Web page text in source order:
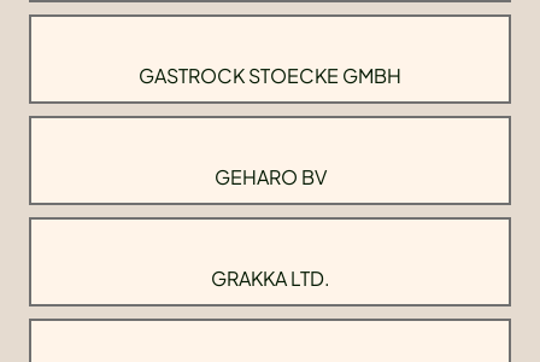
GASTROCK STOECKE GMBH
GEHARO BV
GRAKKA LTD.